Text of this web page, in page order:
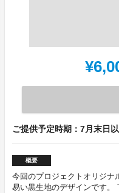
ご提供予定時期：7月末
概要
今回のプロジェクトオリジナ
易い黒生地のデザインです。